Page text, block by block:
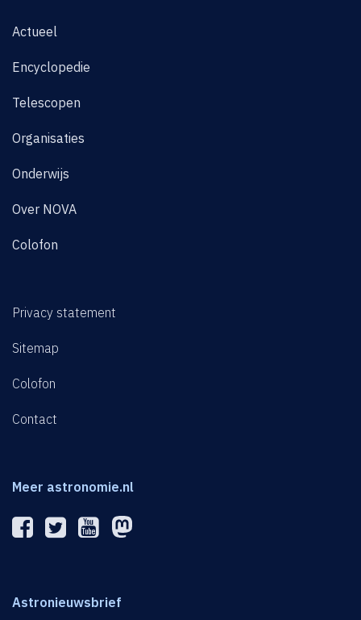
Actueel
Encyclopedie
Telescopen
Organisaties
Onderwijs
Over NOVA
Colofon
Privacy statement
Sitemap
Colofon
Contact
Meer astronomie.nl
Astronieuwsbrief